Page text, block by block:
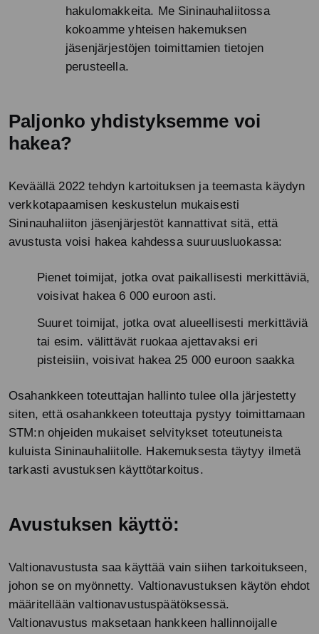
hakulomakkeita. Me Sininauhaliitossa
kokoamme yhteisen hakemuksen
jäsenjärjestöjen toimittamien tietojen
perusteella.
Paljonko yhdistyksemme voi
hakea?
Keväällä 2022 tehdyn kartoituksen ja teemasta käydyn
verkkotapaamisen keskustelun mukaisesti
Sininauhaliiton jäsenjärjestöt kannattivat sitä, että
avustusta voisi hakea kahdessa suuruusluokassa:
Pienet toimijat, jotka ovat paikallisesti merkittäviä,
voisivat hakea 6 000 euroon asti.
Suuret toimijat, jotka ovat alueellisesti merkittäviä
tai esim. välittävät ruokaa ajettavaksi eri
pisteisiin, voisivat hakea 25 000 euroon saakka
Osahankkeen toteuttajan hallinto tulee olla järjestetty
siten, että osahankkeen toteuttaja pystyy toimittamaan
STM:n ohjeiden mukaiset selvitykset toteutuneista
kuluista Sininauhaliitolle. Hakemuksesta täytyy ilmetä
tarkasti avustuksen käyttötarkoitus.
Avustuksen käyttö:
Valtionavustusta saa käyttää vain siihen tarkoitukseen,
johon se on myönnetty. Valtionavustuksen käytön ehdot
määritellään valtionavustuspäätöksessä.
Valtionavustus maksetaan hankkeen hallinnoijalle